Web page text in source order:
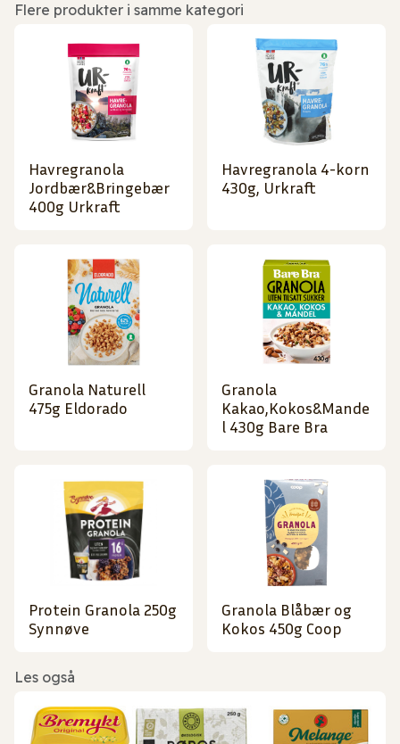
Flere produkter i samme kategori
Havregranola
Jordbær&Bringebær
400g Urkraft
Havregranola 4-korn
430g, Urkraft
Granola Naturell
475g Eldorado
Granola
Kakao,Kokos&Mande
l 430g Bare Bra
Protein Granola 250g
Synnøve
Granola Blåbær og
Kokos 450g Coop
Les også